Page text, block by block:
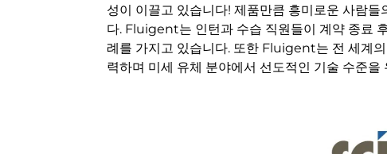
성이 이끌고 있습니다! 제품만큼 흥미로운 사람들
다. Fluigent는 인턴과 수습 직원들이 계약 종료
례를 가지고 있습니다. 또한 Fluigent는 전 세계
력하며 미세 유체 분야에서 선도적인 기술 수준을